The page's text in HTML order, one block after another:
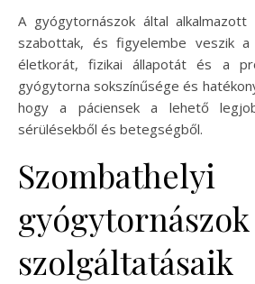
A gyógytornászok által alkalmazott
szabottak, és figyelembe veszik a
életkorát, fizikai állapotát és a
gyógytorna sokszínűsége és
hogy a páciensek a lehető
sérülésekből és betegségből.
Szombathelyi
gyógytornászok
szolgáltatásaik